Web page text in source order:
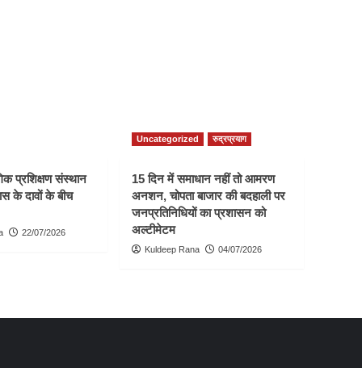
प्रशिक्षण संस्थान
के दावों के बीच
22/07/2026
Uncategorized रुद्रप्रयाग
15 दिन में समाधान नहीं तो आमरण
अनशन, चोपता बाजार की बदहाली पर
जनप्रतिनिधियों का प्रशासन को
अल्टीमेटम
Kuldeep Rana 04/07/2026